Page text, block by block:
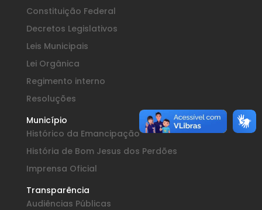
Constituição Federal
Decretos Legislativos
Leis Municipais
Lei Orgânica
Regimento interno
Resoluções
Município
Histórico da Emancipação
História de Bom Jesus dos Perdões
Imprensa Oficial
Transparência
Audiências Públicas